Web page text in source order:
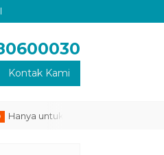
Kontak Kami
untuk anda yang DAFTAR HARI